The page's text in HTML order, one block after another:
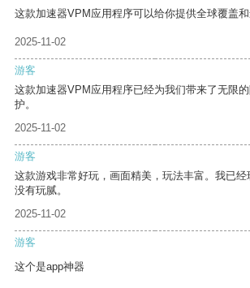
这款加速器VPM应用程序可以给你提供全球覆盖和
2025-11-02
游客
这款加速器VPM应用程序已经为我们带来了无限
护。
2025-11-02
游客
这款游戏非常好玩，画面精美，玩法丰富。我已
没有玩腻。
2025-11-02
游客
这个是app神器